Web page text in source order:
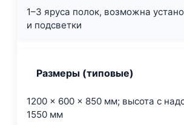
1–3 яруса полок, возможна
и подсветки
Размеры (типовые)
1200 × 600 × 850 мм; высота с
1550 мм